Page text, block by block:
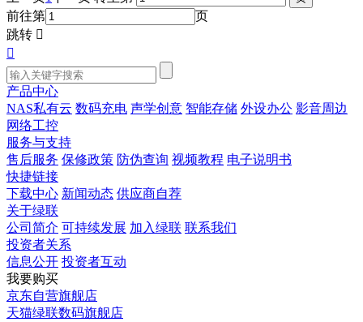
前往第
页
跳转 

产品中心
NAS私有云 数码充电 声学创意 智能存储 外设办公 影音周边
网络工控
服务与支持
售后服务 保修政策 防伪查询 视频教程 电子说明书
快捷链接
下载中心 新闻动态 供应商自荐
关于绿联
公司简介 可持续发展 加入绿联 联系我们
投资者关系
信息公开 投资者互动
我要购买
京东自营旗舰店
天猫绿联数码旗舰店